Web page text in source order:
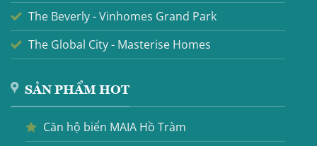
The Beverly - Vinhomes Grand Park
The Global City - Masterise Homes
SẢN PHẨM HOT
Căn hộ biển MAIA Hồ Tràm